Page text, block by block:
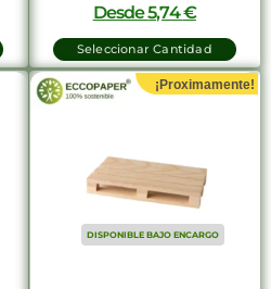
Desde5,74€
Seleccionar Cantidad
¡Proximamente!
DISPONIBLE BAJO ENCARGO